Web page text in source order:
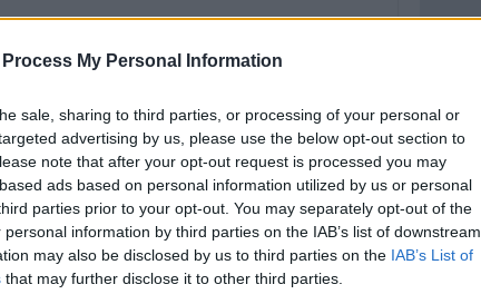
Process My Personal Information
sale, sharing to third parties, or processing of your personal or
advertising by us, please use the below opt-out section to
note that after your opt-out request is processed you may
ads based on personal information utilized by us or personal
parties prior to your opt-out. You may separately opt-out of the
information by third parties on the IAB’s list of downstream
may also be disclosed by us to third parties on the IAB’s List of
that may further disclose it to other third parties.